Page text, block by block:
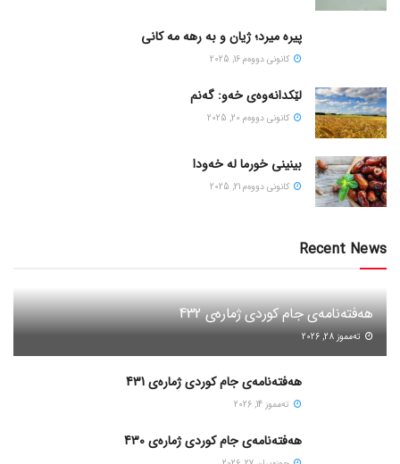
پیره میرد؛ ژیان و به رهه مه کانی
كانونی دووه‌م 16, 2025
لێکدانەوەی خەو: گەنم
كانونی دووه‌م 20, 2025
بینینی خورما لە خەودا
كانونی دووه‌م 21, 2025
Recent News
هەفتەنامەی جام کوردی ژمارەی 432
ته‌مموز 28, 2026
هەفتەنامەی جام کوردی ژمارەی 431
ته‌مموز 14, 2026
هەفتەنامەی جام کوردی ژمارەی 430